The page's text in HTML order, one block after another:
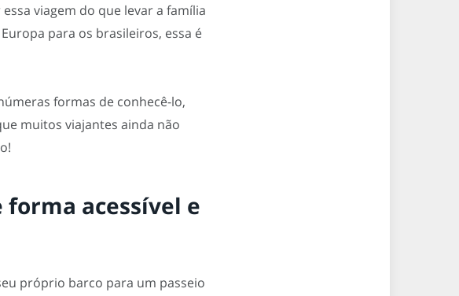
viagem do que levar a família
para os brasileiros, essa é
formas de conhecê-lo,
muitos viajantes ainda não
acessível e
próprio barco para um passeio